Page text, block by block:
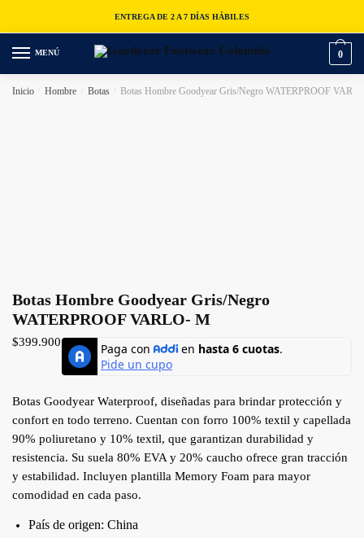
ENTREGA DE 2 A 7 DÍAS HÁBILES
MENÚ 0
Inicio Hombre Botas Botas Hombre Goodyear Gris/Negro WATERPROOF
Botas Hombre Goodyear Gris/Negro
WATERPROOF VARLO- M
$399.900
Botas Goodyear Waterproof, diseñadas para brindar protección y
confort en todo terreno. Cuentan con forro 100% textil y capellada
90% poliuretano y 10% textil, que garantizan durabilidad y
resistencia. Su suela 80% EVA y 20% caucho ofrece gran tracción
y estabilidad. Incluyen plantilla Memory Foam para mayor
comodidad en cada paso.
País de origen: China